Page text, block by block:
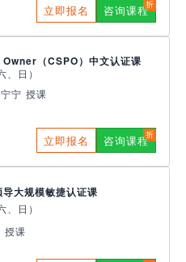
立即报名 咨询课程
（CSPO）中文认证课
日）
宁 授课
立即报名 咨询课程
大规模敏捷认证课
日）
授课